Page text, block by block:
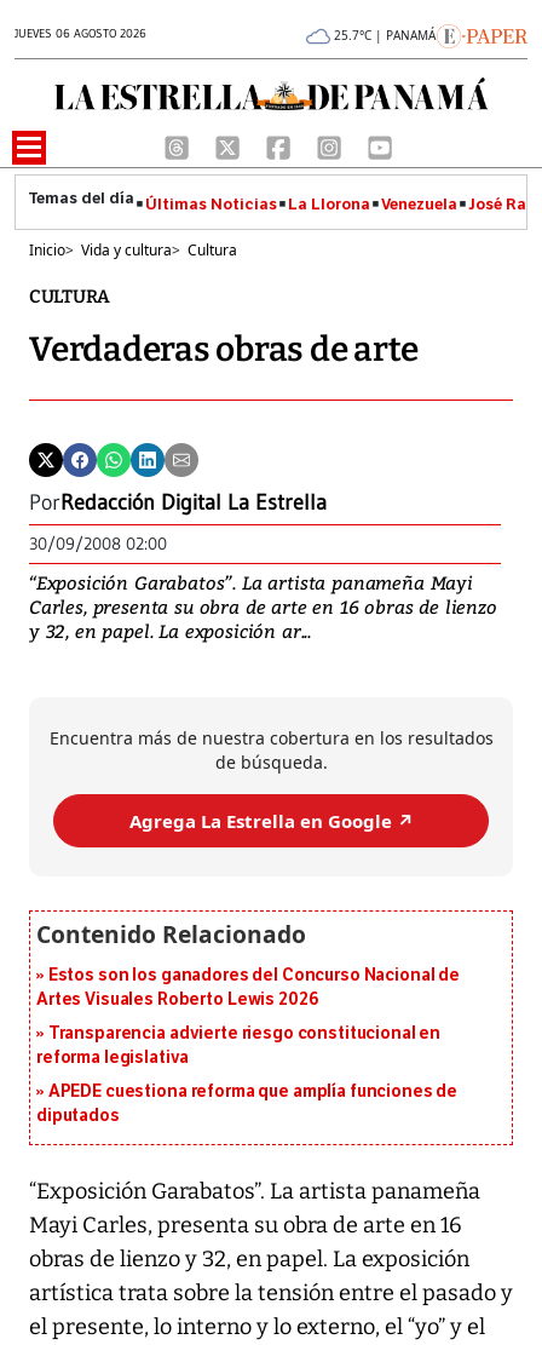
JUEVES 06 AGOSTO 2026 25.7°C | PANAMÁ
Últimas Noticias La Llorona Venezuela José
Inicio> Vida y cultura> Cultura
CULTURA
Verdaderas obras de arte
PorRedacción Digital La Estrella
30/09/2008 02:00
“Exposición Garabatos”. La artista panameña Mayi
Carles, presenta su obra de arte en 16 obras de lienzo
y 32, en papel. La exposición ar...
Encuentra más de nuestra cobertura en los resultados
de búsqueda.
Agrega La Estrella en Google ↗️
Estos son los ganadores del Concurso Nacional de
Artes Visuales Roberto Lewis 2026
Transparencia advierte riesgo constitucional en
reforma legislativa
APEDE cuestiona reforma que amplía funciones de
diputados
“Exposición Garabatos”. La artista panameña
Mayi Carles, presenta su obra de arte en 16
obras de lienzo y 32, en papel. La exposición
artística trata sobre la tensión entre el pasado y
el presente, lo interno y lo externo, el “yo” y el